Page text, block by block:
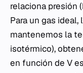
relaciona presión
Para un gas ideal,
mantenemos la
isotérmico),
en función de V